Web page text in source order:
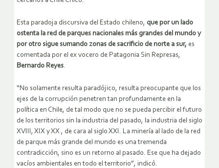
Esta paradoja discursiva del Estado chileno, que por un lado
ostenta la red de parques nacionales más grandes del mundo y
por otro sigue sumando zonas de sacrificio de norte a sur, es
comentada por el ex vocero de Patagonia Sin Represas,
Bernardo Reyes.
“No solamente resulta paradójico, resulta preocupante que los
ejes de la corrupción penetren tan profundamente en la
política en Chile, de tal modo que no se pueda percibir el futuro
de los territorios sin la industria del pasado, la industria del siglo
XVIII, XIX y XX , de cara al siglo XXI. La minería al lado de la red
de parque más grande del mundo es una tremenda
contradicción, sino es un retorno al pasado. Ese que ha dejado
vacíos ambientales en todo el territorio”, indicó.